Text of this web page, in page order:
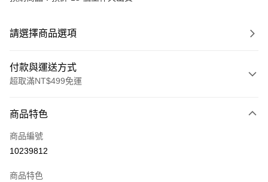
請選擇商品選項
付款與運送方式
超取滿NT$499免運
信用卡一次付款
超商取貨付款
商品特色
商品編號
10239812
商品特色